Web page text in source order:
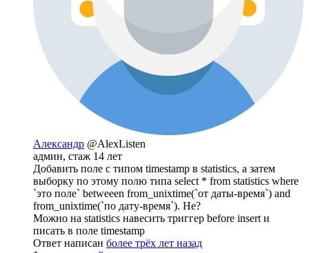
Александр @AlexListen
админ, стаж 14 лет
Добавить поле c типом timestamp в statistics, а затем
выборку по этому полю типа select * from statistics where
`это поле` betweeen from_unixtime(`от даты-время`) and
from_unixtime(`по дату-время`). Не?
Можно на statistics навесить триггер before insert и
писать в поле timestamp
Ответ написан более трёх лет назад